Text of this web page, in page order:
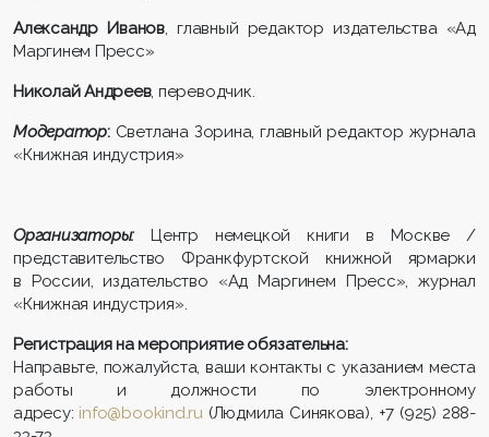
Александр Иванов, главный редактор издательства «Ад
Маргинем Пресс»
Николай Андреев, переводчик.
Модератор:Светлана Зорина, главный редактор журнала
«Книжная индустрия»
Организаторы: Центр немецкой книги в Москве /
представительство Франкфуртской книжной ярмарки
в России, издательство «Ад Маргинем Пресс», журнал
«Книжная индустрия».
Регистрация на мероприятие обязательна:
Направьте, пожалуйста, ваши контакты с указанием места
работы и должности по электронному
адресу: info@bookind.ru(Людмила Синякова), +7 (925) 288-